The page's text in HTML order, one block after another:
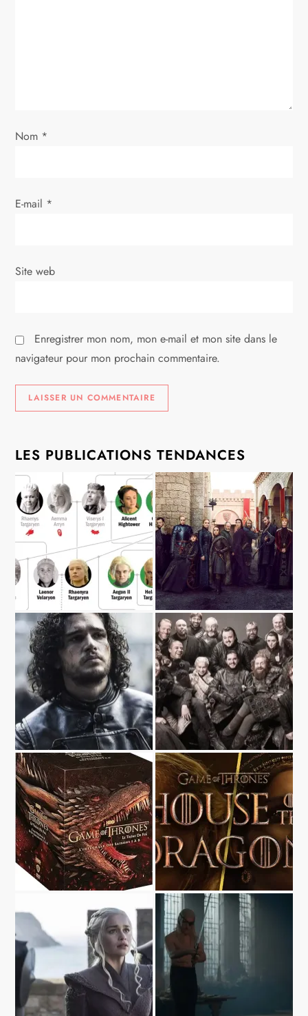
’
r
i
l
e
Nom *
E-mail *
Site web
Enregistrer mon nom, mon e-mail et mon site dans le
navigateur pour mon prochain commentaire.
LES PUBLICATIONS TENDANCES